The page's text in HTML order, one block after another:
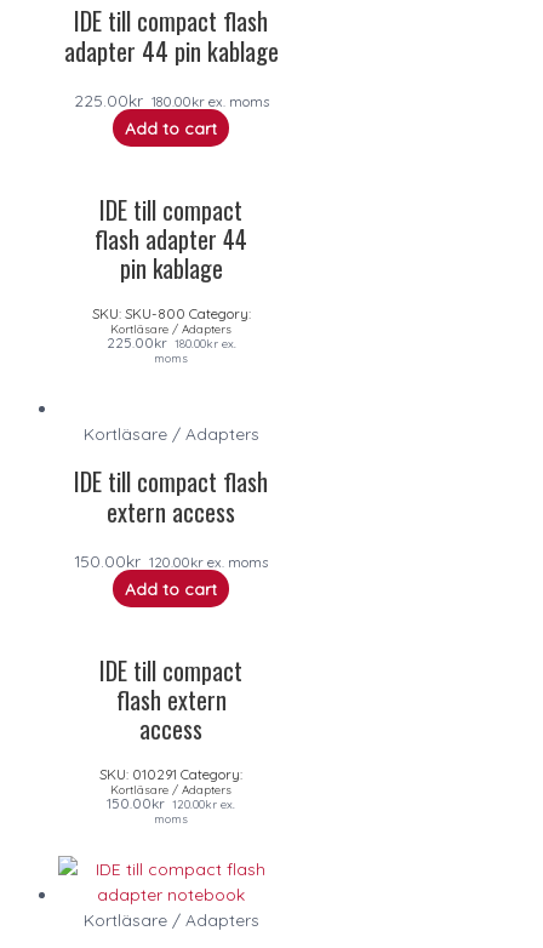
IDE till compact flash
adapter 44 pin kablage
225.00kr 180.00krex. moms
Add to cart
IDE till compact
flash adapter 44
pin kablage
SKU: SKU-800 Category:
Kortläsare / Adapters
225.00kr 180.00krex.
moms
Kortläsare / Adapters
IDE till compact flash
extern access
150.00kr 120.00kr ex. moms
Add to cart
IDE till compact
flash extern
access
SKU: 010291 Category:
Kortläsare / Adapters
150.00kr 120.00kr ex.
moms
Kortläsare / Adapters